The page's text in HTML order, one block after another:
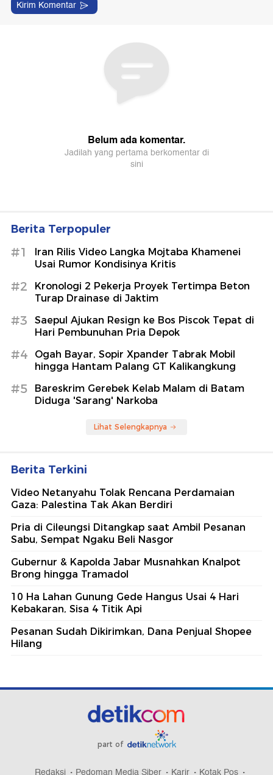
Berita Terpopuler
#1
Iran Rilis Video Langka Mojtaba Khamenei
Usai Rumor Kondisinya Kritis
#2
Kronologi 2 Pekerja Proyek Tertimpa Beton
Turap Drainase di Jaktim
#3
Saepul Ajukan Resign ke Bos Piscok Tepat di
Hari Pembunuhan Pria Depok
#4
Ogah Bayar, Sopir Xpander Tabrak Mobil
hingga Hantam Palang GT Kalikangkung
#5
Bareskrim Gerebek Kelab Malam di Batam
Diduga 'Sarang' Narkoba
Lihat Selengkapnya
Berita Terkini
Video Netanyahu Tolak Rencana Perdamaian
Gaza: Palestina Tak Akan Berdiri
Pria di Cileungsi Ditangkap saat Ambil Pesanan
Sabu, Sempat Ngaku Beli Nasgor
Gubernur & Kapolda Jabar Musnahkan Knalpot
Brong hingga Tramadol
10 Ha Lahan Gunung Gede Hangus Usai 4 Hari
Kebakaran, Sisa 4 Titik Api
Pesanan Sudah Dikirimkan, Dana Penjual Shopee
Hilang
part of
Redaksi Pedoman Media Siber Karir Kotak Pos